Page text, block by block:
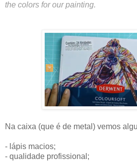
the colors for our painting.
Na caixa (que é de metal) vemos
- lápis macios;
- qualidade profissional;